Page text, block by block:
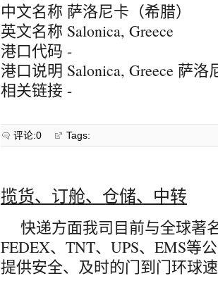
中文名称 萨洛尼卡（希腊）
英文名称 Salonica, Greece
港口代码 -
港口说明 Salonica, Greece 萨
相关链接 -
评论:0 Tags:
揽货、订舱、仓储、中转
快递方面我司目前与全球著
FEDEX、TNT、UPS、EMS等
提供安全、及时的门到门环球